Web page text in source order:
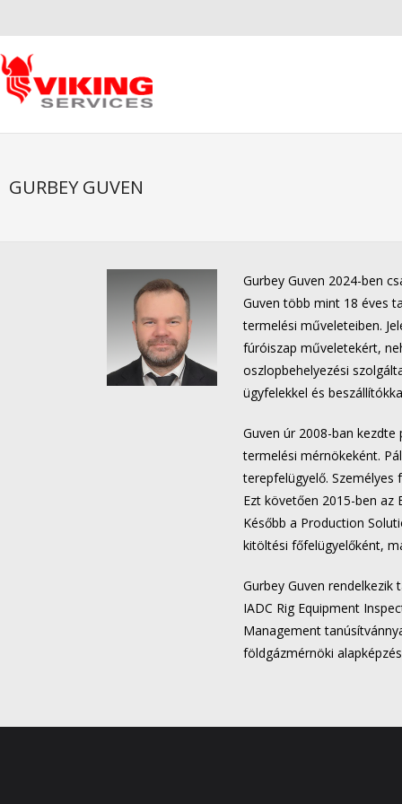
GURBEY GUVEN
Gurbey Guven 2024-ben
Guven több mint 18 éves
termelési műveleteiben.
fúróiszap műveletekért,
oszlopbehelyezési
ügyfelekkel és
Guven úr 2008-ban
termelési mérnökeként.
terepfelügyelő.
Ezt követően 2015-ben
Később a Production
kitöltési főfelügyelőként,
Gurbey Guven rendelkezik
IADC Rig Equipment
Management
földgázmérnöki